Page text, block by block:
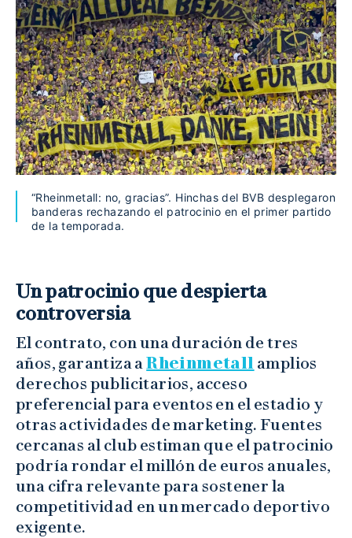
“Rheinmetall: no, gracias”. Hinchas del BVB desplegaron
banderas rechazando el patrocinio en el primer partido
de la temporada.
Un patrocinio que despierta
controversia
El contrato, con una duración de tres
años, garantiza aRheinmetall amplios
derechos publicitarios, acceso
preferencial para eventos en el estadio y
otras actividades de marketing. Fuentes
cercanas al club estiman que el patrocinio
podría rondar el millón de euros anuales,
una cifra relevante para sostener la
competitividad en un mercado deportivo
exigente.